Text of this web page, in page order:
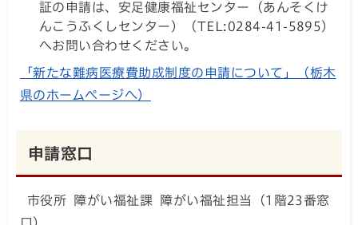
証の申請は、安足健康福祉センター（あんそくけ
んこうふくしセンター）（TEL:0284-41-5895）
へお問い合わせください。
「新たな難病医療費助成制度の申請について」（栃木
県のホームページへ）
申請窓口
市役所 障がい福祉課 障がい福祉担当（1階23番窓